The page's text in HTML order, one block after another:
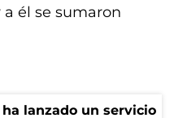
él se sumaron
ha lanzado un servicio